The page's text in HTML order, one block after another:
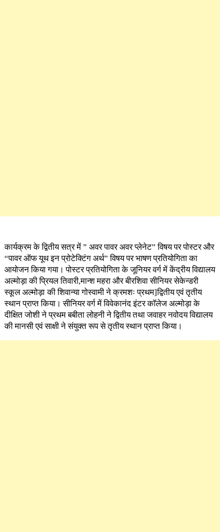
कार्यक्रम के द्वितीय सत्र में ” अवर पावर अवर प्लेनेट” विषय पर पोस्टर और
“पावर ऑफ यूथ इन प्रोटेक्टिंग अर्थ” विषय पर भाषण प्रतियोगिता का
आयोजन किया गया। पोस्टर प्रतियोगिता के जूनियर वर्ग में केंद्रीय विद्यालय
अल्मोड़ा की प्रियल तिवारी,मान्श महरा औरबीरशिवा सीनियर सेकेन्डरी
स्कूल अल्मोड़ा की शिवान्या गोस्वामी ने क्रमशः प्रथम]द्वितीय एवं तृतीय
स्थान प्राप्त किया। सीनियर वर्ग में विवेकानंद इंटर कॉलेज अल्मोड़ा के
दीक्षित जोशी ने प्रथम बबीता लोहनी ने द्वितीय तथा जवाहर नवोदय विद्यालय
की मानसी एवं साक्षी ने संयुक्त रूप से तृतीय स्थान प्राप्त किया।